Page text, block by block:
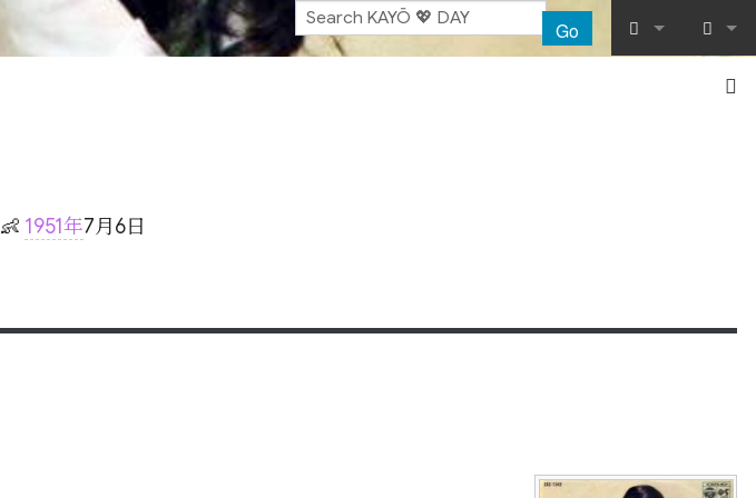
Go
What links
Help
Log in
👶 1951年7月6日